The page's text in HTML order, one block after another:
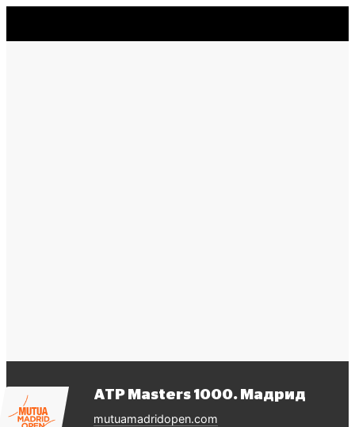
ATP Masters 1000. Мадрид
mutuamadridopen.com